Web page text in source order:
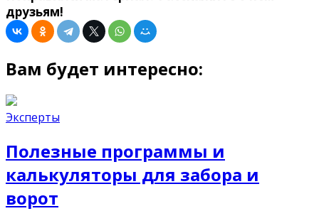
друзьям!
Вам будет интересно:
Эксперты
Полезные программы и
калькуляторы для забора и
ворот